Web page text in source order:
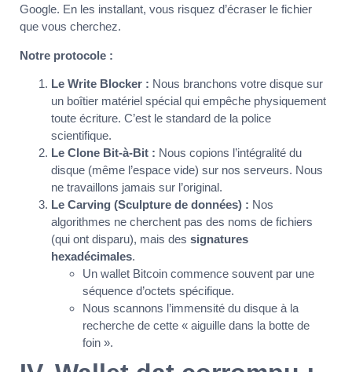
Google. En les installant, vous risquez d’écraser le fichier
que vous cherchez.
Notre protocole :
Le Write Blocker : Nous branchons votre disque sur
un boîtier matériel spécial qui empêche physiquement
toute écriture. C’est le standard de la police
scientifique.
Le Clone Bit-à-Bit : Nous copions l’intégralité du
disque (même l’espace vide) sur nos serveurs. Nous
ne travaillons jamais sur l’original.
Le Carving (Sculpture de données) : Nos
algorithmes ne cherchent pas des noms de fichiers
(qui ont disparu), mais des signatures
hexadécimales.
Un wallet Bitcoin commence souvent par une
séquence d’octets spécifique.
Nous scannons l’immensité du disque à la
recherche de cette « aiguille dans la botte de
foin ».